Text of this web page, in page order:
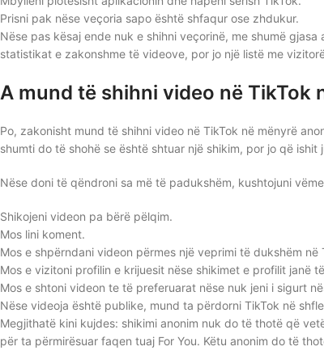
Prisni pak nëse veçoria sapo është shfaqur ose zhdukur.
Nëse pas kësaj ende nuk e shihni veçorinë, me shumë
statistikat e zakonshme të videove, por jo një listë me
A mund të shihni video në TikTok
Po, zakonisht mund të shihni video në TikTok në mënyrë
shumti do të shohë se është shtuar një shikim, por jo që ishit
Nëse doni të qëndroni sa më të padukshëm, kushtojuni
Shikojeni videon pa bërë pëlqim.
Mos lini koment.
Mos e shpërndani videon përmes një veprimi të dukshëm në
Mos e vizitoni profilin e krijuesit nëse shikimet e profilit janë
Mos e shtoni videon te të preferuarat nëse nuk jeni i sigurt
Nëse videoja është publike, mund ta përdorni TikTok në
Megjithatë kini kujdes: shikimi anonim nuk do të thotë që
për ta përmirësuar faqen tuaj For You. Këtu anonim do të